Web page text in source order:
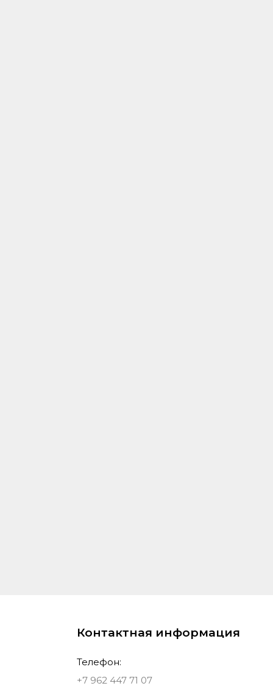
Контактная информация
Телефон:
+7 962 447 71 07